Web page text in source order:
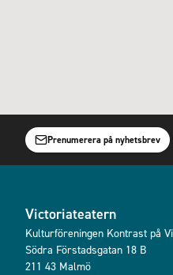
Prenumerera på nyhetsbrev
Victoriateatern
Kulturföreningen Kontrast på
Södra Förstadsgatan 18 B
211 43 Malmö